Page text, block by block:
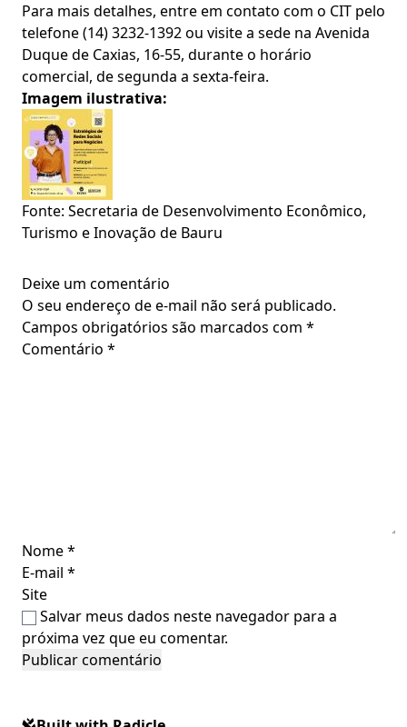
Para mais detalhes, entre em contato com o CIT pelo
telefone (14) 3232-1392 ou visite a sede na Avenida
Duque de Caxias, 16-55, durante o horário
comercial, de segunda a sexta-feira.
Imagem ilustrativa:
Fonte: Secretaria de Desenvolvimento Econômico,
Turismo e Inovação de Bauru
Deixe um comentário
O seu endereço de e-mail não será publicado.
Campos obrigatórios são marcados com *
Comentário *
Nome*
E-mail *
Site
Salvar meus dados neste navegador para a
próxima vez que eu comentar.